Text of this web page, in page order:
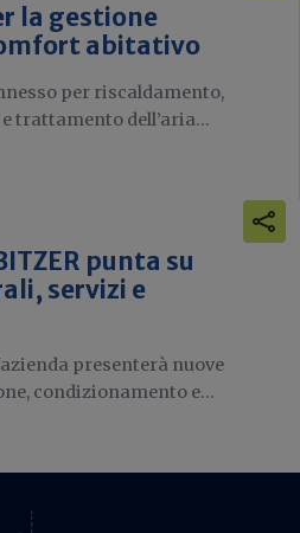
la gestione
abitativo
per riscaldamento,
trattamento dell’aria...
punta su
servizi e
presenterà nuove
condizionamento e...